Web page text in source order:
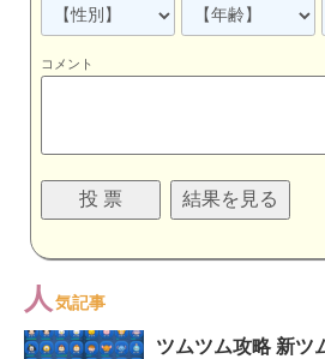
コメント
人 気記事
ツムツム攻略 新ツ